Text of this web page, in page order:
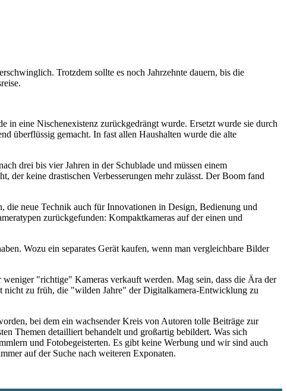
Trotzdem sollte es noch Jahrzehnte dauern, bis die
in eine Nischenexistenz zurückgedrängt wurde. Ersetzt wurde sie durch
überflüssig gemacht. In fast allen Haushalten wurde die alte
drei bis vier Jahren in der Schublade und müssen einem
der keine drastischen Verbesserungen mehr zulässt. Der Boom fand
die neue Technik auch für Innovationen in Design, Bedienung und
zurückgefunden: Kompaktkameras auf der einen und
Wozu ein separates Gerät kaufen, wenn man vergleichbare Bilder
"richtige" Kameras verkauft werden. Mag sein, dass die Ära der
nicht zu früh, die "wilden Jahre" der Digitalkamera-Entwicklung zu
bei dem ein wachsender Kreis von Autoren tolle Beiträge zur
Themen detailliert behandelt und großartig bebildert. Was sich
und Fotobegeisterten. Es gibt keine Werbung und wir sind auch
auf der Suche nach weiteren Exponaten.